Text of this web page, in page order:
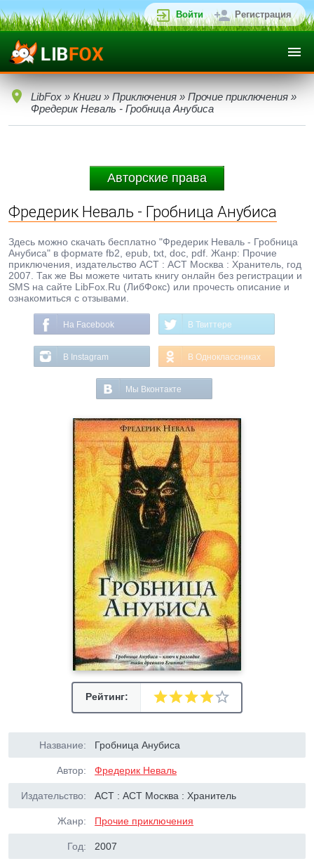
Войти Регистрация
LibFox » Книги » Приключения » Прочие приключения »
Фредерик Неваль - Гробница Анубиса
Авторские права
Фредерик Неваль - Гробница Анубиса
Здесь можно скачать бесплатно "Фредерик Неваль - Гробница
Анубиса" в формате fb2, epub, txt, doc, pdf. Жанр: Прочие
приключения, издательство АСТ : АСТ Москва : Хранитель, год
2007. Так же Вы можете читать книгу онлайн без регистрации и
SMS на сайте LibFox.Ru (ЛибФокс) или прочесть описание и
ознакомиться с отзывами.
На Facebook В Твиттере
В Instagram В Одноклассниках
Мы Вконтакте
Рейтинг:
Название: Гробница Анубиса
Автор: Фредерик Неваль
Издательство: АСТ : АСТ Москва : Хранитель
Жанр: Прочие приключения
Год: 2007